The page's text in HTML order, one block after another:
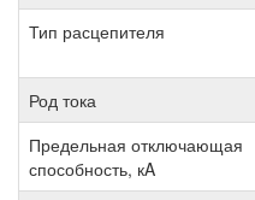
Тип расцепителя
Род тока
Предельная отключающая
способность, кA